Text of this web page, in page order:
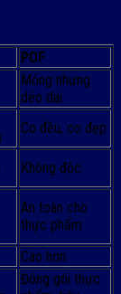
POF
Mỏng nhưng
dẻo dai
Co đều, co đẹp
Không độc
An toàn cho
thực phẩm
Cao hơn
Đóng gói thực